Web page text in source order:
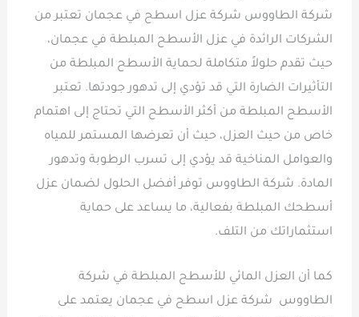
شركة الطاووس شركة عزل اسطح في عجمان تعتبر من
الشركات الرائدة في عزل الأسطح المبلطة في عجمان،
حيث تقدم حلولاً متكاملة لحماية الأسطح المبلطة من
التأثيرات الضارة التي قد تؤدي إلى تدهور جودتها. تعتبر
الأسطح المبلطة من أكثر الأسطح التي تحتاج إلى اهتمام
خاص من حيث العزل، حيث أن تعرضها المستمر للمياه
والعوامل المناخية قد يؤدي إلى تسرب الرطوبة وتدهور
المادة. شركة الطاووس توفر أفضل الحلول لضمان عزل
أسطحك المبلطة بفعالية، ما يساعد على حماية
استثماراتك من التلف.
كما أن العزل المائي للأسطح المبلطة في شركة
الطاووس شركة عزل اسطح في عجمان يعتمد على